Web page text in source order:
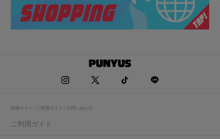
関連サイト / ご利用ガイド / お問い合わせ
ご利用ガイド